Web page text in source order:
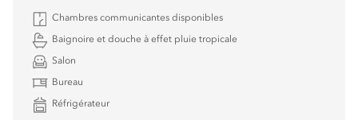
Chambres communicantes disponibles
Baignoire et douche à effet pluie tropicale
Salon
Bureau
Réfrigérateur